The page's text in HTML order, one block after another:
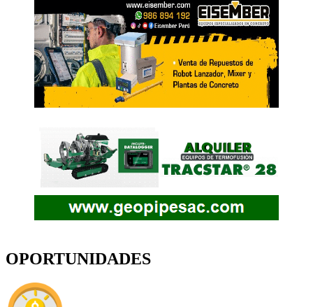
OPORTUNIDADES